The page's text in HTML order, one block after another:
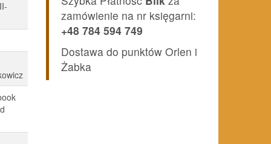
zamówienie na nr księgarni:
+48 784 594 749
Dostawa do punktów Orlen i
Żabka